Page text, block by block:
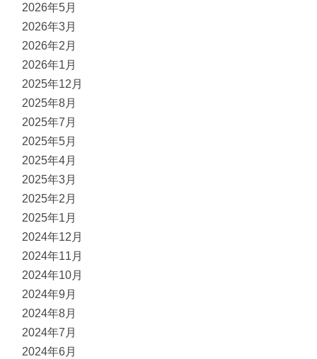
2026年5月
2026年3月
2026年2月
2026年1月
2025年12月
2025年8月
2025年7月
2025年5月
2025年4月
2025年3月
2025年2月
2025年1月
2024年12月
2024年11月
2024年10月
2024年9月
2024年8月
2024年7月
2024年6月